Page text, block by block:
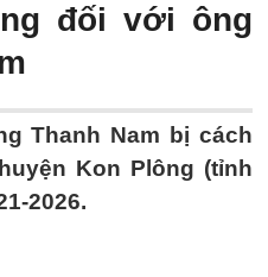
đối với ông
Thanh Nam bị cách
Kon Plông (tỉnh
2026.